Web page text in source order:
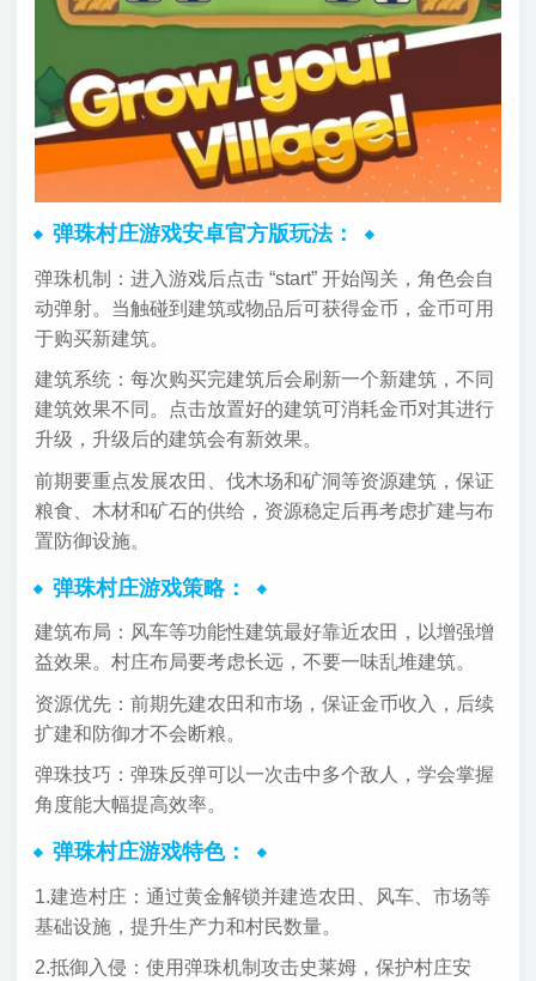
弹珠村庄游戏安卓官方版玩法：
弹珠机制：进入游戏后点击 “start” 开始闯关，角色会自
动弹射。当触碰到建筑或物品后可获得金币，金币可用
于购买新建筑。
建筑系统：每次购买完建筑后会刷新一个新建筑，不同
建筑效果不同。点击放置好的建筑可消耗金币对其进行
升级，升级后的建筑会有新效果。
前期要重点发展农田、伐木场和矿洞等资源建筑，保证
粮食、木材和矿石的供给，资源稳定后再考虑扩建与布
置防御设施。
弹珠村庄游戏策略：
建筑布局：风车等功能性建筑最好靠近农田，以增强增
益效果。村庄布局要考虑长远，不要一味乱堆建筑。
资源优先：前期先建农田和市场，保证金币收入，后续
扩建和防御才不会断粮。
弹珠技巧：弹珠反弹可以一次击中多个敌人，学会掌握
角度能大幅提高效率。
弹珠村庄游戏特色：
1.建造村庄：通过黄金解锁并建造农田、风车、市场等
基础设施，提升生产力和村民数量。
2.抵御入侵：使用弹珠机制攻击史莱姆，保护村庄安